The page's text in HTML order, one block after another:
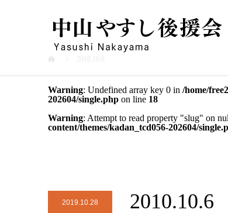
2010.10.6
Warning: Undefined array key 0 in /home/
202604/single.php on line 18
Warning: Attempt to read property "slug" on
content/themes/kadan_tcd056-202604/
2019.10.28 2010.10.6